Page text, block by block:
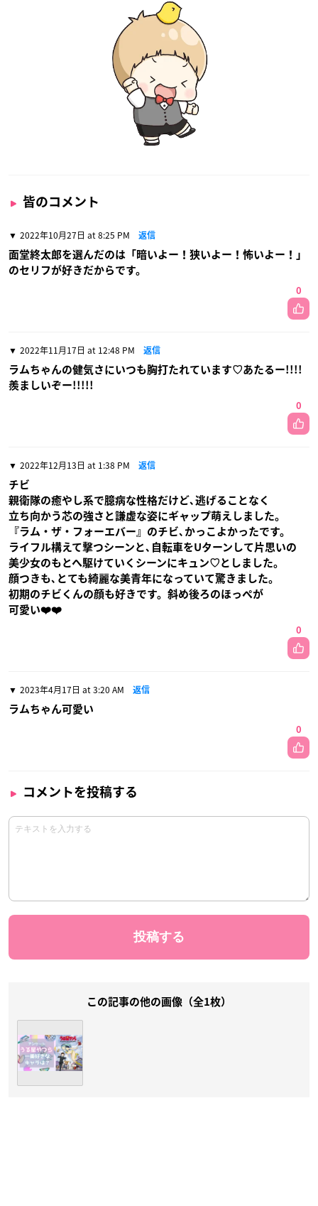
皆のコメント
2022年10月27日 at 8:25 PM 返信
面堂終太郎を選んだのは「暗いよー！狭いよー！怖いよー！」
のセリフが好きだからです。
0
2022年11月17日 at 12:48 PM 返信
ラムちゃんの健気さにいつも胸打たれています♡あたるー!!!!
羨ましいぞー!!!!!
0
2022年12月13日 at 1:38 PM 返信
チビ
親衛隊の癒やし系で臆病な性格だけど､逃げることなく
立ち向かう芯の強さと謙虚な姿にギャップ萌えしました。
『ラム・ザ・フォーエバー』のチビ､かっこよかったです。
ライフル構えて撃つシーンと､自転車をUターンして片思いの
美少女のもとへ駆けていくシーンにキュン♡としました。
顔つきも､とても綺麗な美青年になっていて驚きました。
初期のチビくんの顔も好きです。斜め後ろのほっぺが
可愛い❤️❤️
0
2023年4月17日 at 3:20 AM 返信
ラムちゃん可愛い
0
コメントを投稿する
この記事の他の画像（全1枚）